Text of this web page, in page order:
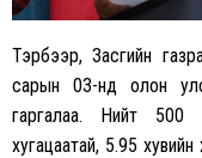
Тэрбээр, Засгийн
сарын 03-нд олон
гаргалаа. Нийт
хугацаатай, 5.95